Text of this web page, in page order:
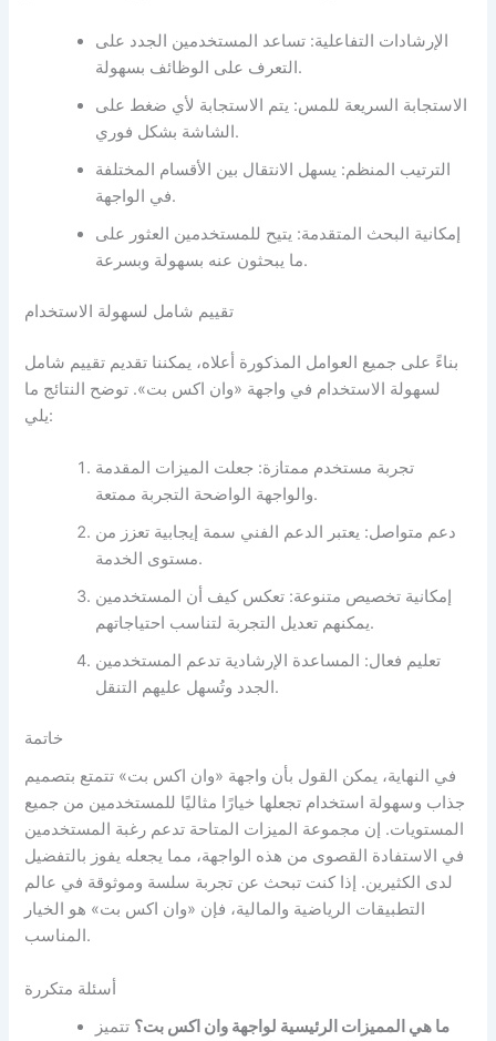
الإرشادات التفاعلية: تساعد المستخدمين الجدد على
التعرف على الوظائف بسهولة.
الاستجابة السريعة للمس: يتم الاستجابة لأي ضغط على
الشاشة بشكل فوري.
الترتيب المنظم: يسهل الانتقال بين الأقسام المختلفة
في الواجهة.
إمكانية البحث المتقدمة: يتيح للمستخدمين العثور على
ما يبحثون عنه بسهولة وبسرعة.
تقييم شامل لسهولة الاستخدام
بناءً على جميع العوامل المذكورة أعلاه، يمكننا تقديم تقييم شامل
لسهولة الاستخدام في واجهة «وان اكس بت». توضح النتائج ما
يلي:
تجربة مستخدم ممتازة: جعلت الميزات المقدمة
والواجهة الواضحة التجربة ممتعة.
دعم متواصل: يعتبر الدعم الفني سمة إيجابية تعزز من
مستوى الخدمة.
إمكانية تخصيص متنوعة: تعكس كيف أن المستخدمين
يمكنهم تعديل التجربة لتناسب احتياجاتهم.
تعليم فعال: المساعدة الإرشادية تدعم المستخدمين
الجدد وتُسهل عليهم التنقل.
خاتمة
في النهاية، يمكن القول بأن واجهة «وان اكس بت» تتمتع بتصميم
جذاب وسهولة استخدام تجعلها خيارًا مثاليًا للمستخدمين من جميع
المستويات. إن مجموعة الميزات المتاحة تدعم رغبة المستخدمين
في الاستفادة القصوى من هذه الواجهة، مما يجعله يفوز بالتفضيل
لدى الكثيرين. إذا كنت تبحث عن تجربة سلسة وموثوقة في عالم
التطبيقات الرياضية والمالية، فإن «وان اكس بت» هو الخيار
المناسب.
أسئلة متكررة
ما هي المميزات الرئيسية لواجهة وان اكس بت؟ تتميز